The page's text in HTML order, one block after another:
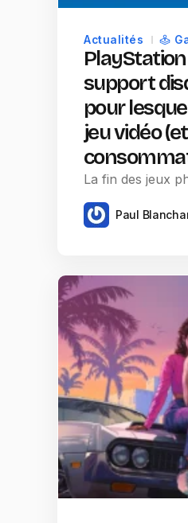
Actualités
support
pour
jeu vidéo
La fin des jeux
Paul